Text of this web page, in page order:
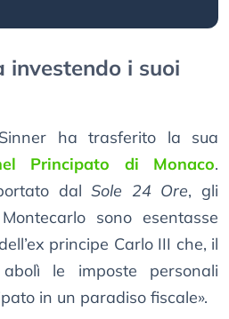
investendo i suoi
ha trasferito la sua
Principato di Monaco.
dalSole 24 Ore, gli
sono esentasse
principe Carlo III che, il
le imposte personali
in un paradiso fiscale».